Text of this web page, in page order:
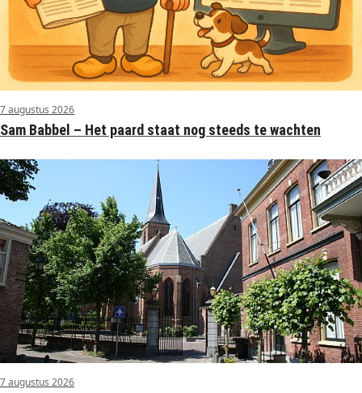
7 augustus 2026
Sam Babbel – Het paard staat nog steeds te wachten
7 augustus 2026